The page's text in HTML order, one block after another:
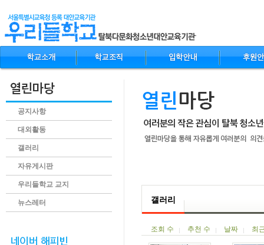
공지사항
대외활동
갤러리
자유게시판
우리들학교 교지
뉴스레터 갤러리
조회 수 추천 수 날짜 최